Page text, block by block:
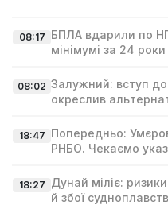
08:17 БПЛА вдарили по
мінімумі за 24 роки
08:02 Залужний: вступ
окреслив
18:47 Попередньо:
РНБО. Чекаємо
18:27 Дунай міліє:
й збої